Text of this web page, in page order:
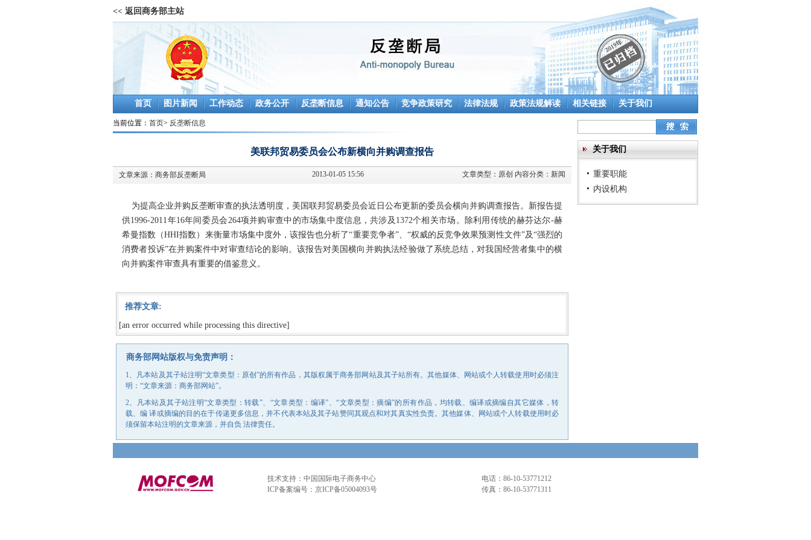
<< 返回商务部主站
首页 图片新闻 工作动态 政务公开 反垄断信息 通知公告 竞争政策研究 法律法规 政策法规解读 相关链接 关于我们
当前位置： 首页> 反垄断信息
美联邦贸易委员会公布新横向并购调查报告
文章来源： 商务部反垄断局 2013-01-05 15:56 文章类型： 原创 内容分类： 新闻
为提高企业并购反垄断审查的执法透明度，美国联邦贸易委员会近日公布更新的委员会横向并购调查报告。新报告提
供1996-2011年16年间委员会264项并购审查中的市场集中度信息，共涉及1372个相关市场。除利用传统的赫芬达尔-赫
希曼指数（HHI指数）来衡量市场集中度外，该报告也分析了“重要竞争者”、“权威的反竞争效果预测性文件”及“强烈的
消费者投诉”在并购案件中对审查结论的影响。该报告对美国横向并购执法经验做了系统总结，对我国经营者集中的横
向并购案件审查具有重要的借鉴意义。
推荐文章:
[an error occurred while processing this directive]
商务部网站版权与免责声明：
1、凡本站及其子站注明“文章类型：原创”的所有作品，其版权属于商务部网站及其子站所有。其他媒体、网站或个人转载使用时必须注
明：“文章来源：商务部网站”。
2、凡本站及其子站注明“文章类型：转载”、“文章类型：编译”、“文章类型：摘编”的所有作品，均转载、编译或摘编自其它媒体，转
载、编 译或摘编的目的在于传递更多信息，并不代表本站及其子站赞同其观点和对其真实性负责。其他媒体、网站或个人转载使用时必
须保留本站注明的文章来源，并自负 法律责任。
关于我们
重要职能
内设机构
技术支持：中国国际电子商务中心
电话：86-10-53771212
ICP备案编号：京ICP备05004093号
传真：86-10-53771311